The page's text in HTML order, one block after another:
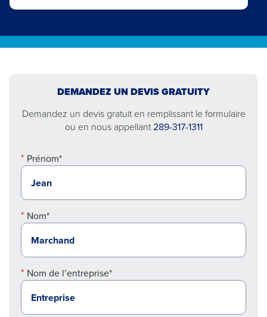
DEMANDEZ UN DEVIS GRATUITY
Demandez un devis gratuit en remplissant le formulaire
ou en nous appellant289-317-1311
Prénom*
Nom*
Nom de l’entreprise*